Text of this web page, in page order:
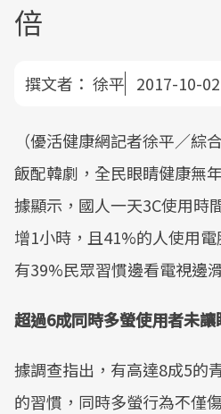
倍
撰文者： 徐平 2017-10-02
（優活健康網記者徐平／綜
飯配韓劇，全民眼睛健康無
據顯示，國人一天3C使用時
增1小時，且41%的人使用
有39%民眾習慣邊看電視邊
超過6成同時多螢使用者未
據調查指出，有高達8成5的
的習慣，同時多螢行為不僅